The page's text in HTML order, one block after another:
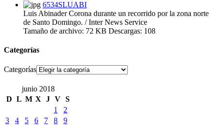
6534SLUABI
Luis Abinader Corona durante un recorrido por la zona norte
de Santo Domingo. / Inter News Service
Tamaño de archivo: 72 KB Descargas: 108
Categorías
Categorías
junio 2018
D L M X J V S
1
2
3
4 5 6 7 8
9